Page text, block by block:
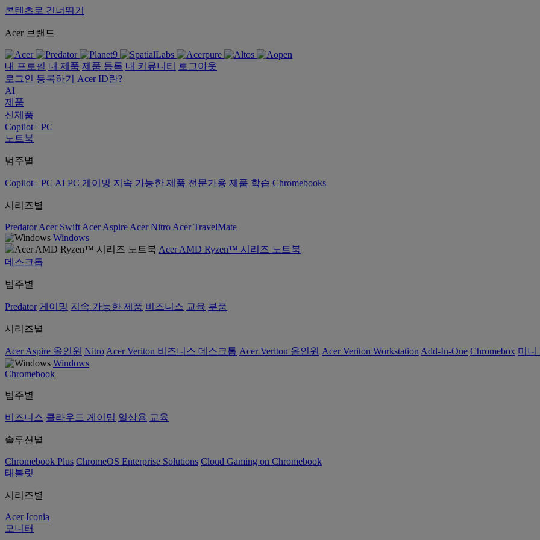
콘텐츠로 건너뛰기
Acer 브랜드
내 프로필 내 제품 제품 등록 내 커뮤니티
로그아웃
로그인
등록하기
Acer ID란?
AI
제품
신제품
Copilot+ PC
노트북
범주별
Copilot+ PC AI PC 게이밍 지속 가능한 제품 전문가용 제품 학습 Chromebooks
시리즈별
Predator Acer Swift Acer Aspire Acer Nitro Acer TravelMate
Windows
Acer AMD Ryzen™ 시리즈 노트북
데스크톱
범주별
Predator 게이밍 지속 가능한 제품 비즈니스 교육 부품
시리즈별
Acer Aspire 올인원 Nitro Acer Veriton 비즈니스 데스크톱 Acer Veriton 올인원 Acer Veriton Workstation Add-In-One Chromebox 미니
Windows
Chromebook
범주별
비즈니스 클라우드 게이밍 일상용 교육
솔루션별
Chromebook Plus ChromeOS Enterprise Solutions Cloud Gaming on Chromebook
태블릿
시리즈별
Acer Iconia
모니터